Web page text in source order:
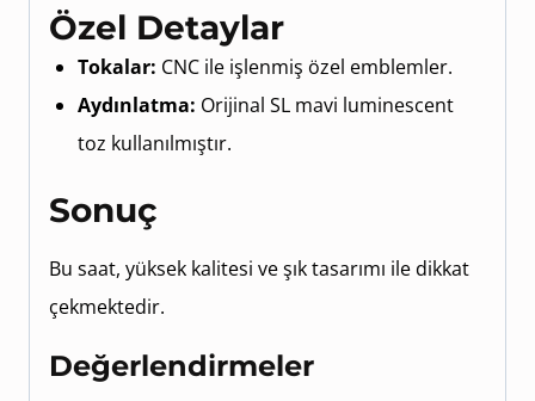
Özel Detaylar
Tokalar: CNC ile işlenmiş özel emblemler.
Aydınlatma: Orijinal SL mavi luminescent
toz kullanılmıştır.
Sonuç
Bu saat, yüksek kalitesi ve şık tasarımı ile dikkat
çekmektedir.
Değerlendirmeler